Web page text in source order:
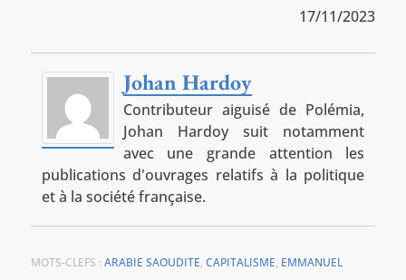
17/11/2023
Johan Hardoy
Contributeur aiguisé de Polémia,
Johan Hardoy suit notamment
avec une grande attention les
publications d'ouvrages relatifs à la politique
et à la société française.
MOTS-CLEFS : ARABIE SAOUDITE, CAPITALISME, EMMANUEL